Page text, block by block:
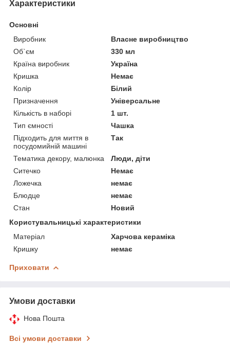
Характеристики
Основні
Виробник
Власне виробництво
Об`єм
330 мл
Країна виробник
Україна
Кришка
Немає
Колір
Білий
Призначення
Універсальне
Кількість в наборі
1 шт.
Тип ємності
Чашка
Підходить для миття в
посудомийній машині
Так
Тематика декору, малюнка
Люди, діти
Ситечко
Немає
Ложечка
немає
Блюдце
немає
Стан
Новий
Користувальницькі характеристики
Матеріал
Харчова кераміка
Кришку
немає
Приховати
Умови доставки
Нова Пошта
Всі умови доставки